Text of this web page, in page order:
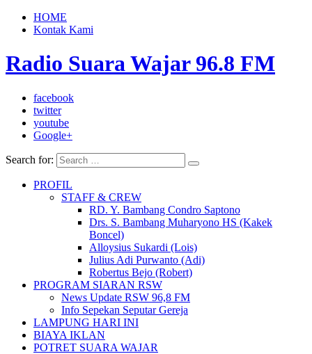
HOME
Kontak Kami
Radio Suara Wajar 96.8 FM
facebook
twitter
youtube
Google+
Search for:
PROFIL
STAFF & CREW
RD. Y. Bambang Condro Saptono
Drs. S. Bambang Muharyono HS (Kakek
Boncel)
Alloysius Sukardi (Lois)
Julius Adi Purwanto (Adi)
Robertus Bejo (Robert)
PROGRAM SIARAN RSW
News Update RSW 96,8 FM
Info Sepekan Seputar Gereja
LAMPUNG HARI INI
BIAYA IKLAN
POTRET SUARA WAJAR